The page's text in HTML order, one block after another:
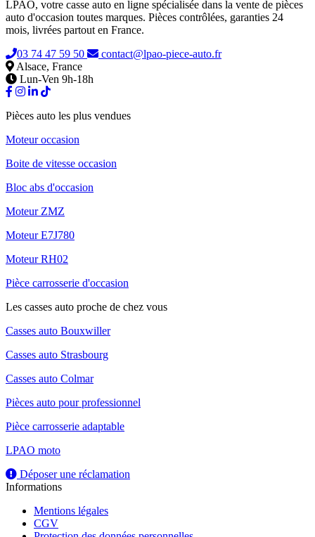
LPAO, votre casse auto en ligne spécialisée dans la vente de pièces
auto d'occasion toutes marques. Pièces contrôlées, garanties 24
mois, livrées partout en France.
03 74 47 59 50
contact@lpao-piece-auto.fr
Alsace, France
Lun-Ven 9h-18h
Pièces auto les plus vendues
Moteur occasion
Boite de vitesse occasion
Bloc abs d'occasion
Moteur ZMZ
Moteur E7J780
Moteur RH02
Pièce carrosserie d'occasion
Les casses auto proche de chez vous
Casses auto Bouxwiller
Casses auto Strasbourg
Casses auto Colmar
Pièces auto pour professionnel
Pièce carrosserie adaptable
LPAO moto
Déposer une réclamation
Informations
Mentions légales
CGV